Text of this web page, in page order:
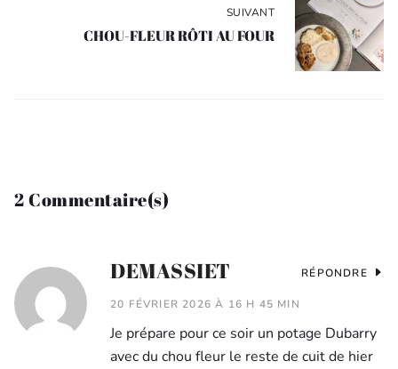
SUIVANT
CHOU-FLEUR RÔTI AU FOUR
2 Commentaire(s)
RÉPONDRE
DEMASSIET
20 FÉVRIER 2026 À 16 H 45 MIN
Je prépare pour ce soir un potage Dubarry
avec du chou fleur le reste de cuit de hier